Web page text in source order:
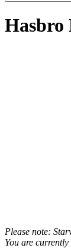
Hasbro
Please note:
You are currently